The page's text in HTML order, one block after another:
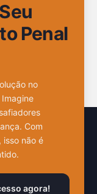
Penal
no
Com
isso não é
agora!